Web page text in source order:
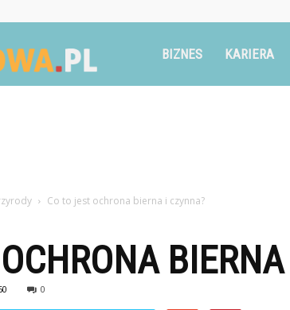
Ruszglowa.plBIZNES KARIERA
Co to jest ochrona bierna i czynna?
0